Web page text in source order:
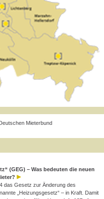
Mieterbund
(GEG) – Was bedeuten die neuen
das Gesetz zur Änderung des
„Heizungsgesetz“ – in Kraft. Damit